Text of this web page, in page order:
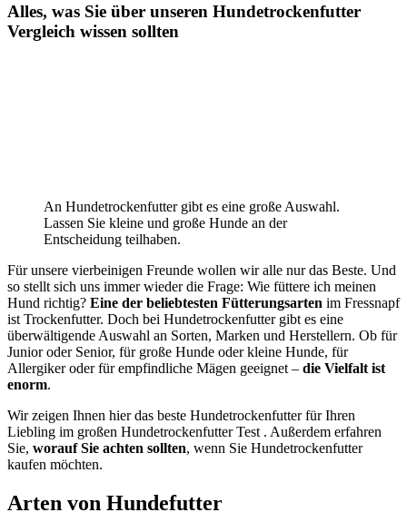
Alles, was Sie über unseren Hundetrockenfutter
Vergleich wissen sollten
An Hundetrockenfutter gibt es eine große Auswahl.
Lassen Sie kleine und große Hunde an der
Entscheidung teilhaben.
Für unsere vierbeinigen Freunde wollen wir alle nur das Beste. Und
so stellt sich uns immer wieder die Frage: Wie füttere ich meinen
Hund richtig? Eine der beliebtesten Fütterungsarten im Fressnapf
ist Trockenfutter. Doch bei Hundetrockenfutter gibt es eine
überwältigende Auswahl an Sorten, Marken und Herstellern. Ob für
Junior oder Senior, für große Hunde oder kleine Hunde, für
Allergiker oder für empfindliche Mägen geeignet – die Vielfalt ist
enorm.
Wir zeigen Ihnen hier das beste Hundetrockenfutter für Ihren
Liebling im großen Hundetrockenfutter Test . Außerdem erfahren
Sie, worauf Sie achten sollten, wenn Sie Hundetrockenfutter
kaufen möchten.
Arten von Hundefutter